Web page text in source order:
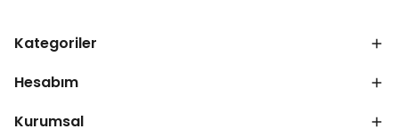
Kategoriler
Hesabım
Kurumsal